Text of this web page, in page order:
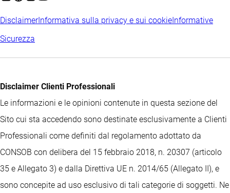
DisclaimerInformativa sulla privacy e sui cookie Informative
Sicurezza
Disclaimer Clienti Professionali
Le informazioni e le opinioni contenute in questa sezione del
Sito cui sta accedendo sono destinate esclusivamente a Clienti
Professionali come definiti dal regolamento adottato da
CONSOB con delibera del 15 febbraio 2018, n. 20307 (articolo
35 e Allegato 3) e dalla Direttiva UE n. 2014/65 (Allegato II), e
sono concepite ad uso esclusivo di tali categorie di soggetti. Ne